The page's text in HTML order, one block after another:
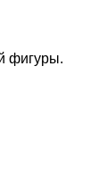
фигуры.